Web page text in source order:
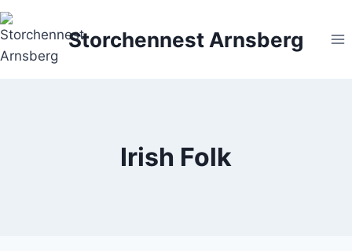
Zum
Inhalt
springen
Storchennest Arnsberg
Irish Folk